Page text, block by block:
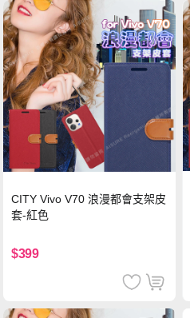
CITY Vivo V70 浪漫都會支架皮
套-紅色
$399